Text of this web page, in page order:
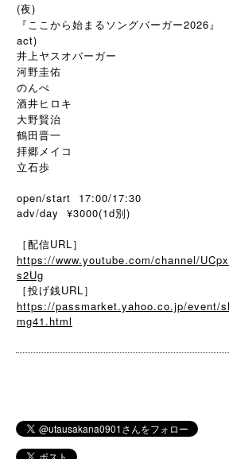
(夜)
『ここから始まるソングバーガー2026』
act)
井上ヤスオバーガー
河野圭佑
のんぺ
酒井ヒロキ
大野賢治
鶴田晋一
拝郷メイコ
立石歩
open/start 17:00/17:30
adv/day ¥3000(1d別)
［配信URL］
https://www.youtube.com/channel/
s2Ug
［投げ銭URL］
https://passmarket.yahoo.co.jp/event/
mg41.html